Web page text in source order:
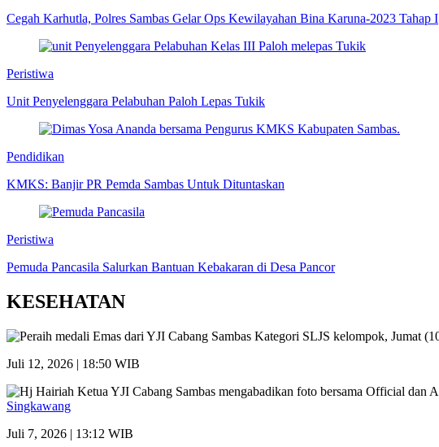
Cegah Karhutla, Polres Sambas Gelar Ops Kewilayahan Bina Karuna-2023 Tahap I
Peristiwa
Unit Penyelenggara Pelabuhan Paloh Lepas Tukik
Pendidikan
KMKS: Banjir PR Pemda Sambas Untuk Dituntaskan
Peristiwa
Pemuda Pancasila Salurkan Bantuan Kebakaran di Desa Pancor
KESEHATAN
Juli 12, 2026 | 18:50 WIB
Singkawang
Juli 7, 2026 | 13:12 WIB